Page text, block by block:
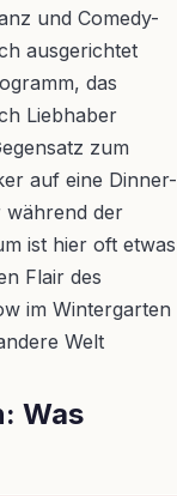
und Comedy-
ausgerichtet
das
Liebhaber
zum
auf eine Dinner-
während der
ist hier oft etwas
Flair des
im Wintergarten
Welt
Was